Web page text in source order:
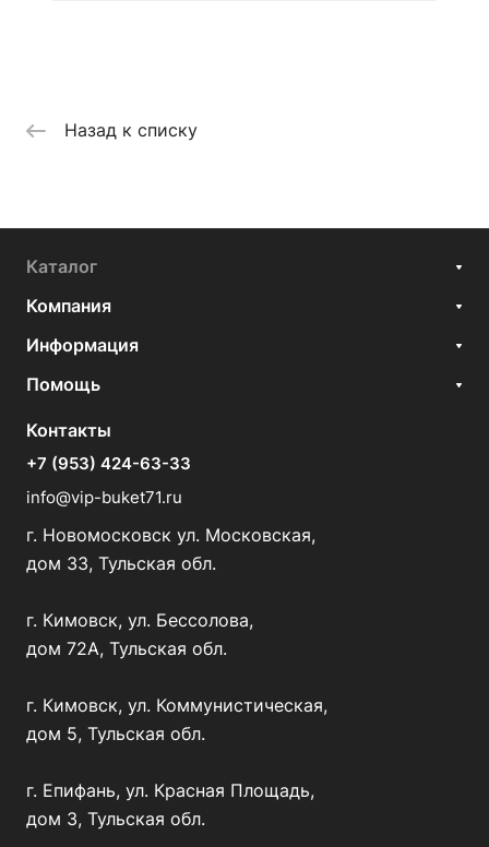
Назад к списку
Каталог
Компания
Информация
Помощь
Контакты
+7 (953) 424-63-33
info@vip-buket71.ru
г. Новомосковск ул. Московская,
дом 33, Тульская обл.
г. Кимовск, ул. Бессолова,
дом 72А, Тульская обл.
г. Кимовск, ул. Коммунистическая,
дом 5, Тульская обл.
г. Епифань, ул. Красная Площадь,
дом 3, Тульская обл.